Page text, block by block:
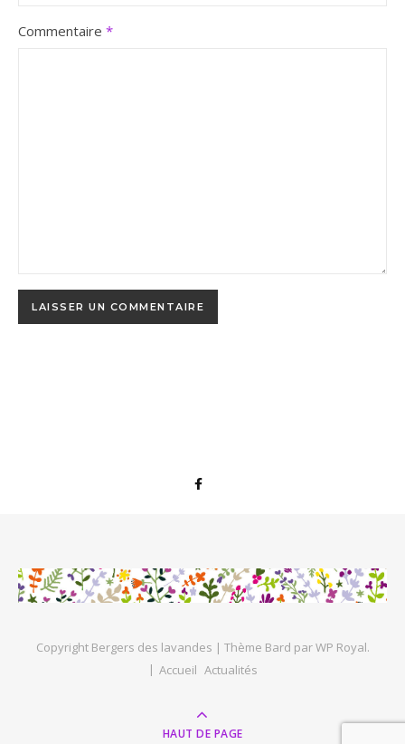
Commentaire *
Copyright Bergers des lavandes | Thème Bard parWP Royal.
Accueil Actualités
HAUT DE PAGE